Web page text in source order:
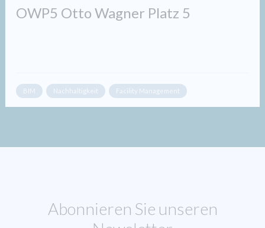
OWP5 Otto Wagner Platz 5
BIM Nachhaltigkeit Facility Management
Abonnieren Sie unseren